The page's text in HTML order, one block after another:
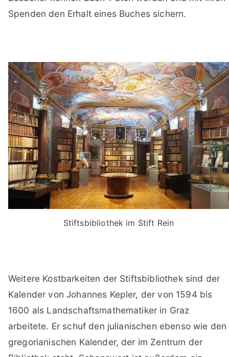
Spenden den Erhalt eines Buches sichern.
Stiftsbibliothek im Stift Rein
Weitere Kostbarkeiten der Stiftsbibliothek sind der
Kalender von Johannes Kepler, der von 1594 bis
1600 als Landschaftsmathematiker in Graz
arbeitete. Er schuf den julianischen ebenso wie den
gregorianischen Kalender, der im Zentrum der